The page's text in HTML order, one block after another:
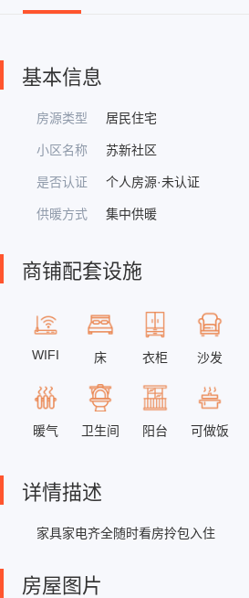
基本信息
房源类型 居民住宅
小区名称 苏新社区
是否认证 个人房源·未认证
供暖方式 集中供暖
商铺配套设施
WIFI 床 衣柜 沙发
暖气 卫生间 阳台 可做饭
详情描述
家具家电齐全随时看房拎包入住
房屋图片